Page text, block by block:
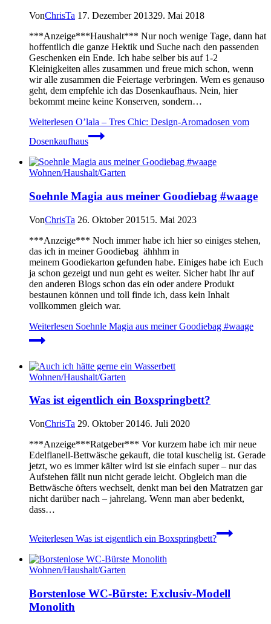
VonChrisTa 17. Dezember 201329. Mai 2018
***Anzeige***Haushalt*** Nur noch wenige Tage, dann hat
hoffentlich die ganze Hektik und Suche nach den passenden
Geschenken ein Ende. Ich habe selber bis auf 1-2
Kleinigkeiten alles zusammen und freue mich schon, wenn
wir alle zusammen die Feiertage verbringen. Wem es genauso
geht, dem empfehle ich das Dosenkaufhaus. Nein, hier
bekommt meine keine Konserven, sondern…
Weiterlesen O’lala – Tres Chic: Design-Aromadosen vom
Dosenkaufhaus
Wohnen/Haushalt/Garten
Soehnle Magia aus meiner Goodiebag #waage
VonChrisTa 26. Oktober 201515. Mai 2023
***Anzeige*** Noch immer habe ich hier so einiges stehen,
das ich in meiner Goodiebag ähhhm in
meinem Goodiekarton gefunden habe. Einiges habe ich Euch
ja schon gezeigt und nun geht es weiter. Sicher habt Ihr auf
den anderen Blogs schon das ein oder andere Produkt
bestaunen können und toll finde ich, dass kein Inhalt
vollkommen gleich war.
Weiterlesen Soehnle Magia aus meiner Goodiebag #waage
Wohnen/Haushalt/Garten
Was ist eigentlich ein Boxspringbett?
VonChrisTa 29. Oktober 20146. Juli 2020
***Anzeige***Ratgeber*** Vor kurzem habe ich mir neue
Edelflanell-Bettwäsche gekauft, die total kuschelig ist. Gerade
jetzt, wo es immer kälter wird ist sie einfach super – nur das
Aufstehen fällt nun nicht gerade leicht. Obgleich man die
Bettwäsche öfters wechselt, denkt man bei den Matratzen gar
nicht darüber nach – jahrelang. Wenn man aber bedenkt,
dass…
Weiterlesen Was ist eigentlich ein Boxspringbett?
Wohnen/Haushalt/Garten
Borstenlose WC-Bürste: Exclusiv-Modell
Monolith